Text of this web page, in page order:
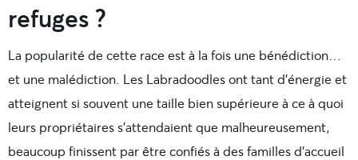
refuges ?
La popularité de cette race est à la fois une bénédiction…
et une malédiction. Les Labradoodles ont tant d’énergie et
atteignent si souvent une taille bien supérieure à ce à quoi
leurs propriétaires s’attendaient que malheureusement,
beaucoup finissent par être confiés à des familles d’accueil